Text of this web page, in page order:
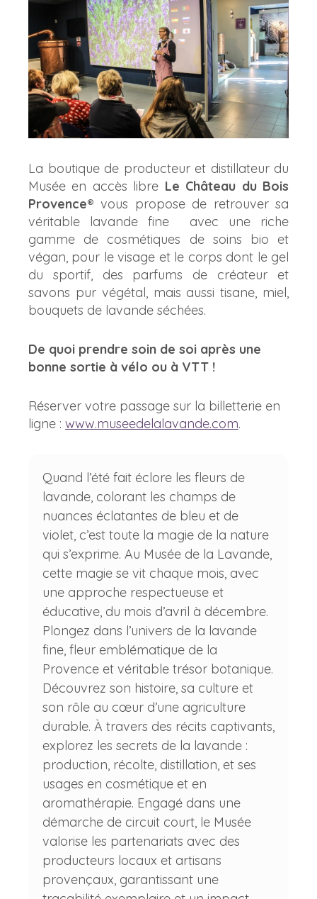
La boutique de producteur et distillateur du
Musée en accès libre Le Château du Bois
Provence® vous propose de retrouver sa
véritable lavande fine avec une riche
gamme de cosmétiques de soins bio et
végan, pour le visage et le corps dont le gel
du sportif, des parfums de créateur et
savons pur végétal, mais aussi tisane, miel,
bouquets de lavande séchées.
De quoi prendre soin de soi après une
bonne sortie à vélo ou à VTT !
Réserver votre passage sur la billetterie en
ligne : www.museedelalavande.com.
Quand l’été fait éclore les fleurs de
lavande, colorant les champs de
nuances éclatantes de bleu et de
violet, c’est toute la magie de la nature
qui s’exprime. Au Musée de la Lavande,
cette magie se vit chaque mois, avec
une approche respectueuse et
éducative, du mois d’avril à décembre.
Plongez dans l’univers de la lavande
fine, fleur emblématique de la
Provence et véritable trésor botanique.
Découvrez son histoire, sa culture et
son rôle au cœur d’une agriculture
durable. À travers des récits captivants,
explorez les secrets de la lavande :
production, récolte, distillation, et ses
usages en cosmétique et en
aromathérapie. Engagé dans une
démarche de circuit court, le Musée
valorise les partenariats avec des
producteurs locaux et artisans
provençaux, garantissant une